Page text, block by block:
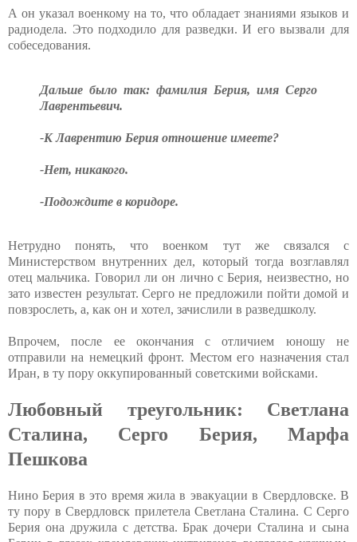
А он указал военкому на то, что обладает знаниями языков и
радиодела. Это подходило для разведки. И его вызвали для
собеседования.
Дальше было так: фамилия Берия, имя Серго
Лаврентьевич.
-К Лаврентию Берия отношение имеете?
-Нет, никакого.
-Подождите в коридоре.
Нетрудно понять, что военком тут же связался с
Министерством внутренних дел, который тогда возглавлял
отец мальчика. Говорил ли он лично с Берия, неизвестно, но
зато известен результат. Серго не предложили пойти домой и
повзрослеть, а, как он и хотел, зачислили в разведшколу.
Впрочем, после ее окончания с отличием юношу не
отправили на немецкий фронт. Местом его назначения стал
Иран, в ту пору оккупированный советскими войсками.
Любовный треугольник: Светлана
Сталина, Серго Берия, Марфа
Пешкова
Нино Берия в это время жила в эвакуации в Свердловске. В
ту пору в Свердловск прилетела Светлана Сталина. С Серго
Берия она дружила с детства. Брак дочери Сталина и сына